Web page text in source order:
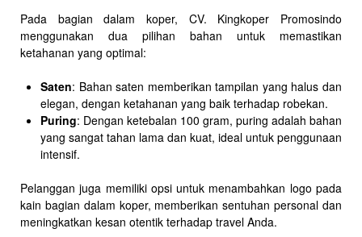
Pada bagian dalam koper, CV. Kingkoper Promosindo
menggunakan dua pilihan bahan untuk memastikan
ketahanan yang optimal:
Saten: Bahan saten memberikan tampilan yang halus dan
elegan, dengan ketahanan yang baik terhadap robekan.
Puring: Dengan ketebalan 100 gram, puring adalah bahan
yang sangat tahan lama dan kuat, ideal untuk penggunaan
intensif.
Pelanggan juga memiliki opsi untuk menambahkan logo pada
kain bagian dalam koper, memberikan sentuhan personal dan
meningkatkan kesan otentik terhadap travel Anda.